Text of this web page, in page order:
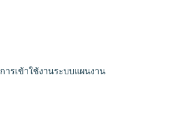
การเข้าใช้งานระบบแผนงาน